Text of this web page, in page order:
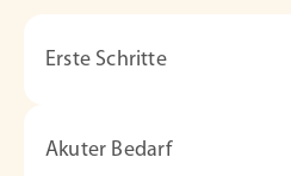
Erste Schritte
Akuter Bedarf